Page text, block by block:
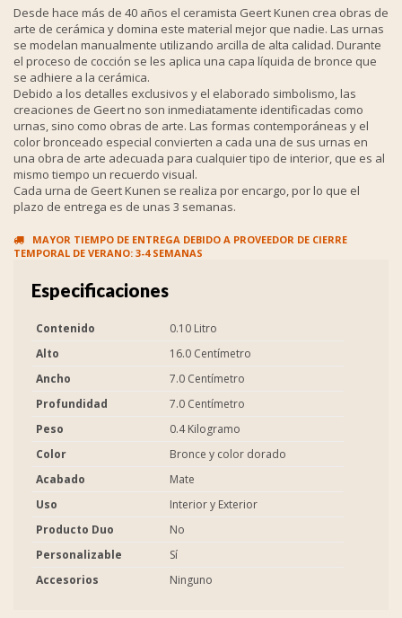
Desde hace más de 40 años el ceramista Geert Kunen crea obras de
arte de cerámica y domina este material mejor que nadie. Las urnas
se modelan manualmente utilizando arcilla de alta calidad. Durante
el proceso de cocción se les aplica una capa líquida de bronce que
se adhiere a la cerámica.
Debido a los detalles exclusivos y el elaborado simbolismo, las
creaciones de Geert no son inmediatamente identificadas como
urnas, sino como obras de arte. Las formas contemporáneas y el
color bronceado especial convierten a cada una de sus urnas en
una obra de arte adecuada para cualquier tipo de interior, que es al
mismo tiempo un recuerdo visual.
Cada urna de Geert Kunen se realiza por encargo, por lo que el
plazo de entrega es de unas 3 semanas.
MAYOR TIEMPO DE ENTREGA DEBIDO A PROVEEDOR DE CIERRE
TEMPORAL DE VERANO: 3-4 SEMANAS
Especificaciones
Contenido
0.10 Litro
Alto
16.0 Centímetro
Ancho
7.0 Centímetro
Profundidad
7.0 Centímetro
Peso
0.4 Kilogramo
Color
Bronce y color dorado
Acabado
Mate
Uso
Interior y Exterior
Producto Duo
No
Personalizable
Sí
Accesorios
Ninguno